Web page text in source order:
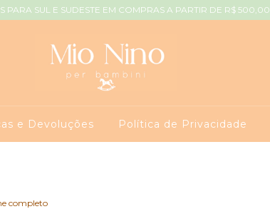
PARA SUL E SUDESTE EM COMPRAS A PARTIR DE R$ 500,00
e Devoluções Política de Privacidade
completo